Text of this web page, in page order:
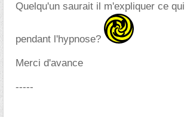
Quelqu'un saurait il m'expliquer ce
pendant l'hypnose?
Merci d'avance
-----